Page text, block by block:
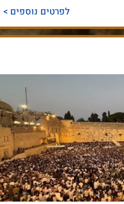
לפרטים נוספים >